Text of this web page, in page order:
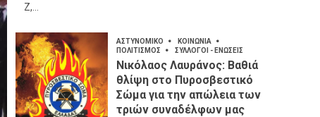
Ζ,...
ΑΣΤΥΝΟΜΙΚΟ
ΚΟΙΝΩΝΙΑ
ΠΟΛΙΤΙΣΜΟΣ
ΣΥΛΛΟΓΟΙ - ΕΝΩΣΕΙΣ
Νικόλαος Λαυράνος: Βαθιά
θλίψη στο Πυροσβεστικό
Σώμα για την απώλεια των
τριών συναδέλφων μας